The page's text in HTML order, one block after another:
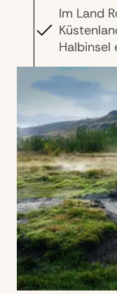
Im Land
Halbinsel